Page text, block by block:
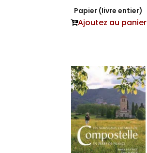
Papier (livre entier)
Ajoutez au panier